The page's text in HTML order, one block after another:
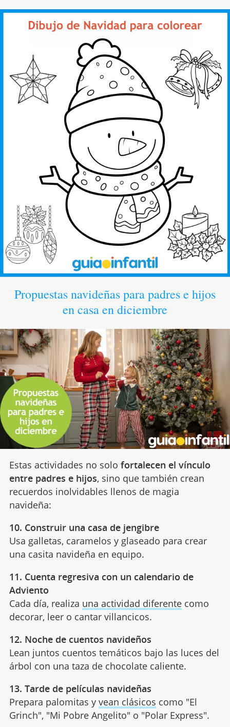
Propuestas navideñas para padres e hijos
en casa en diciembre
Estas actividades no solo fortalecen el vínculo
entre padres e hijos, sino que también crean
recuerdos inolvidables llenos de magia
navideña:
10. Construir una casa de jengibre
Usa galletas, caramelos y glaseado para crear
una casita navideña en equipo.
11. Cuenta regresiva con un calendario de
Adviento
Cada día, realiza una actividad diferentecomo
decorar, leer o cantar villancicos.
12. Noche de cuentos navideños
Lean juntos cuentos temáticos bajo las luces del
árbol con una taza de chocolate caliente.
13. Tarde de películas navideñas
Prepara palomitas y vean clásicos como "El
Grinch", "Mi Pobre Angelito" o "Polar Express".